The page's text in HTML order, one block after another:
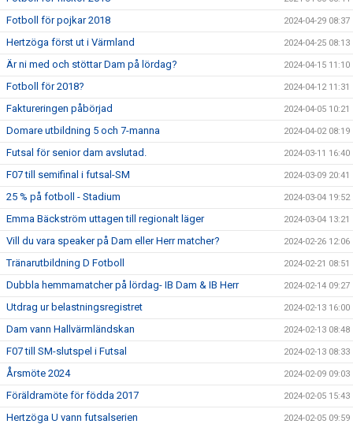
Fotboll för pojkar 2018 2024-04-29 08:37
Hertzöga först ut i Värmland 2024-04-25 08:13
Är ni med och stöttar Dam på lördag? 2024-04-15 11:10
Fotboll för 2018? 2024-04-12 11:31
Faktureringen påbörjad 2024-04-05 10:21
Domare utbildning 5 och 7-manna 2024-04-02 08:19
Futsal för senior dam avslutad. 2024-03-11 16:40
F07 till semifinal i futsal-SM 2024-03-09 20:41
25 % på fotboll - Stadium 2024-03-04 19:52
Emma Bäckström uttagen till regionalt läger 2024-03-04 13:21
Vill du vara speaker på Dam eller Herr matcher? 2024-02-26 12:06
Tränarutbildning D Fotboll 2024-02-21 08:51
Dubbla hemmamatcher på lördag- IB Dam & IB Herr 2024-02-14 09:27
Utdrag ur belastningsregistret 2024-02-13 16:00
Dam vann Hallvärmländskan 2024-02-13 08:48
F07 till SM-slutspel i Futsal 2024-02-13 08:33
Årsmöte 2024 2024-02-09 09:03
Föräldramöte för födda 2017 2024-02-05 15:43
Hertzöga U vann futsalserien 2024-02-05 09:59